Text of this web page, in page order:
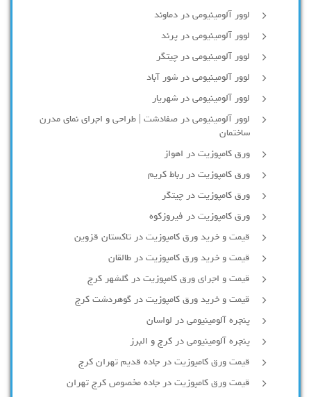
لوور آلومینیومی در دماوند
لوور آلومینیومی در پرند
لوور آلومینیومی در چیتگر
لوور آلومینیومی در شور آباد
لوور آلومينيومي در شهريار
لوور آلومینیومی در صفادشت | طراحی و اجرای نمای مدرن
ساختمان
ورق کامپوزیت در اهواز
ورق کامپوزیت در رباط کریم
ورق کامپوزیت در چیتگر
ورق کامپوزیت در فیروزکوه
قیمت و خرید ورق کامپوزیت در تاکستان قزوین
قیمت و خرید ورق کامپوزیت در طالقان
قیمت و اجرای ورق کامپوزیت در گلشهر کرج
قیمت و خرید ورق کامپوزیت در گوهردشت کرج
پنجره آلومینیومی در لواسان
پنجره آلومینیومی در کرج و البرز
قیمت ورق کامپوزیت در جاده قدیم تهران کرج
قیمت ورق کامپوزیت در جاده مخصوص کرج تهران